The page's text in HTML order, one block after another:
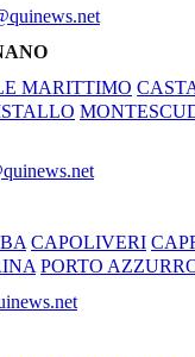
MARITTIMO
CAPOLIVERI
PORTO